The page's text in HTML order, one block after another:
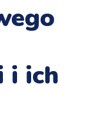
i ich